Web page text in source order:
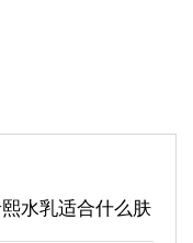
水乳适合什么肤